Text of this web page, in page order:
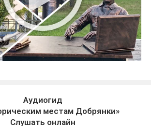
Аудиогид
местам Добрянки»
Слушать онлайн